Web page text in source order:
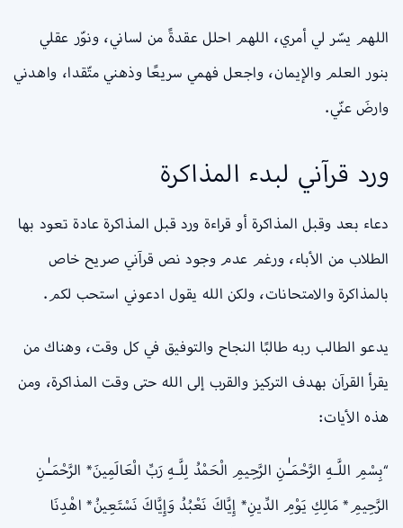
اللهم يسّر لي أمري، اللهم احلل عقدةً من لساني، ونوّر عقلي
بنور العلم والإيمان، واجعل فهمي سريعًا وذهني متّقدا، واهدني
وارضَ عنّي.
ورد قرآني لبدء المذاكرة
دعاء بعد وقبل المذاكرة أو قراءة ورد قبل المذاكرة عادة تعود بها
الطلاب من الأباء، ورغم عدم وجود نص قرآني صريح خاص
بالمذاكرة والامتحانات، ولكن الله يقول ادعوني استحب لكم.
يدعو الطالب ربه طالبًا النجاح والتوفيق في كل وقت، وهناك من
يقرأ القرآن بهدف التركيز والقرب إلى الله حتى وقت المذاكرة، ومن
هذه الأيات:
“بِسْمِ اللَّـهِ الرَّحْمَـٰنِ الرَّحِيمِ الْحَمْدُ لِلَّـهِ رَبِّ الْعَالَمِينَ* الرَّحْمَـٰنِ
الرَّحِيمِ* مَالِكِ يَوْمِ الدِّينِ* إِيَّاكَ نَعْبُدُ وَإِيَّاكَ نَسْتَعِينُ* اهْدِنَا